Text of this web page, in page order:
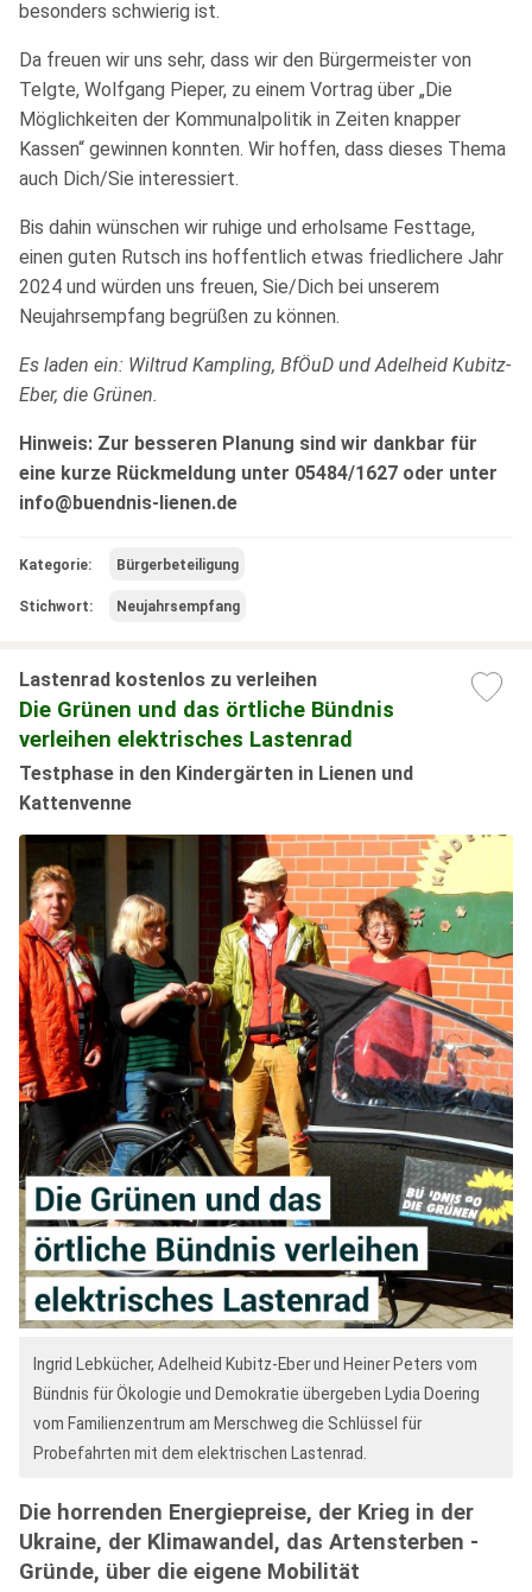
besonders schwierig ist.
Da freuen wir uns sehr, dass wir den Bürgermeister von
Telgte, Wolfgang Pieper, zu einem Vortrag über „Die
Möglichkeiten der Kommunalpolitik in Zeiten knapper
Kassen“ gewinnen konnten. Wir hoffen, dass dieses Thema
auch Dich/Sie interessiert.
Bis dahin wünschen wir ruhige und erholsame Festtage,
einen guten Rutsch ins hoffentlich etwas friedlichere Jahr
2024 und würden uns freuen, Sie/Dich bei unserem
Neujahrsempfang begrüßen zu können.
Es laden ein: Wiltrud Kampling, BfÖuD und Adelheid Kubitz-
Eber, die Grünen.
Hinweis: Zur besseren Planung sind wir dankbar für
eine kurze Rückmeldung unter 05484/1627 oder unter
info@buendnis-lienen.de
Kategorie: Bürgerbeteiligung
Stichwort: Neujahrsempfang
Ingrid Lebkücher, Adelheid Kubitz-Eber und Heiner Peters vom
Bündnis für Ökologie und Demokratie übergeben Lydia Doering
vom Familienzentrum am Merschweg die Schlüssel für
Probefahrten mit dem elektrischen Lastenrad.
Lastenrad kostenlos zu verleihen
Die Grünen und das örtliche Bündnis
verleihen elektrisches Lastenrad
Testphase in den Kindergärten in Lienen und
Kattenvenne
Die horrenden Energiepreise, der Krieg in der
Ukraine, der Klimawandel, das Artensterben -
Gründe, über die eigene Mobilität